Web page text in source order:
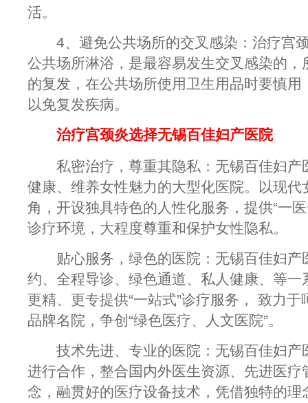
活。
4、避免公共场所的交叉感染：治疗宫
公共场所淋浴，是最容易发生交叉感染的，
的复发，在公共场所使用卫生用品时要慎用
以免复发疾病。
治疗宫颈炎选择无锡百佳妇产医院
私密治疗，尊重其隐私：无锡百佳妇产
健康、维养女性魅力的大型化医院。以现代
角，开设独具特色的人性化服务，提供“一
诊疗环境，大程度尊重和保护女性隐私。
贴心服务，绿色的医院：无锡百佳妇产
约、全程导诊、绿色通道、私人健康、等一
更精、更专提供“一站式”诊疗服务， 致力
品牌名院，争创“绿色医疗、人文医院”。
技术先进、专业的医院：无锡百佳妇产
进行合作，整合国内外医生资源、先进医疗
念，融贯好的医疗设备技术，凭借独特的理